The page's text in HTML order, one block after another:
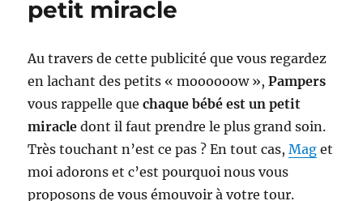
petit miracle
Au travers de cette publicité que vous regardez
en lachant des petits « moooooow »,Pampers
vous rappelle quechaque bébé est un petit
miracle dont il faut prendre le plus grand soin.
Très touchant n’est ce pas ? En tout cas,Mag et
moi adorons et c’est pourquoi nous vous
proposons de vous émouvoir à votre tour.